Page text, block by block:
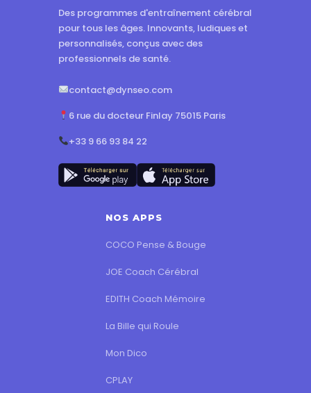
Des programmes d'entraînement cérébral
pour tous les âges. Innovants, ludiques et
personnalisés, conçus avec des
professionnels de santé.
contact@dynseo.com
6 rue du docteur Finlay 75015 Paris
+33 9 66 93 84 22
NOS APPS
COCO Pense & Bouge
JOE Coach Cérébral
EDITH Coach Mémoire
La Bille qui Roule
Mon Dico
CPLAY